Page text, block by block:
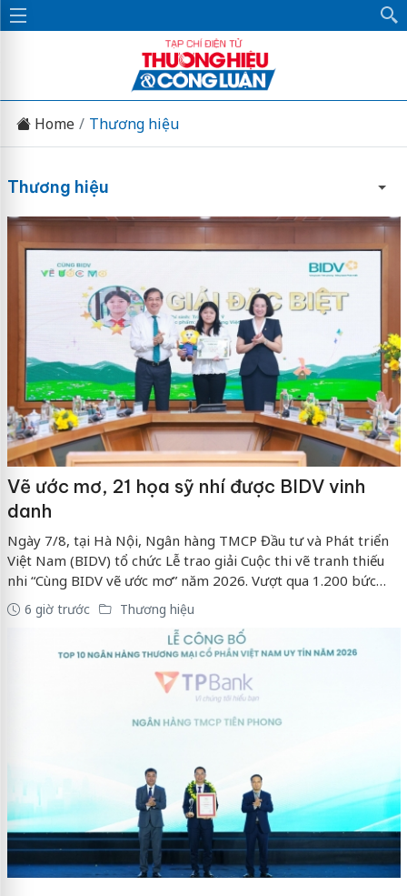
Home Thương hiệu
Thương hiệu
Vẽ ước mơ, 21 họa sỹ nhí được BIDV vinh
danh
Ngày 7/8, tại Hà Nội, Ngân hàng TMCP Đầu tư và Phát triển
Việt Nam (BIDV) tổ chức Lễ trao giải Cuộc thi vẽ tranh thiếu
nhi “Cùng BIDV vẽ ước mơ” năm 2026. Vượt qua 1.200 bức
tranh dự thi, 21 tác phẩm xuất sắc đã được vinh danh với
những giải thưởng xứng đáng.
6 giờ trước Thương hiệu